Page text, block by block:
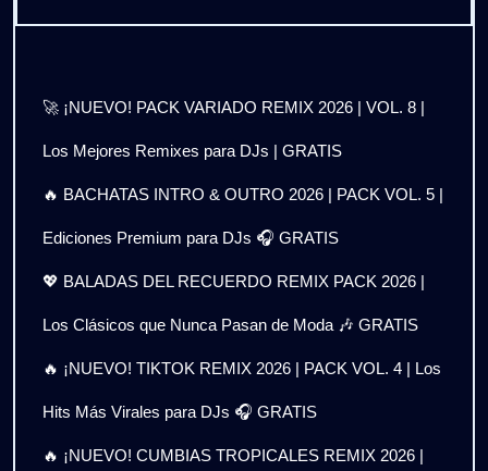
🚀 ¡NUEVO! PACK VARIADO REMIX 2026 | VOL. 8 |
Los Mejores Remixes para DJs | GRATIS
🔥 BACHATAS INTRO & OUTRO 2026 | PACK VOL. 5 |
Ediciones Premium para DJs 🎧 GRATIS
💖 BALADAS DEL RECUERDO REMIX PACK 2026 |
Los Clásicos que Nunca Pasan de Moda 🎶 GRATIS
🔥 ¡NUEVO! TIKTOK REMIX 2026 | PACK VOL. 4 | Los
Hits Más Virales para DJs 🎧 GRATIS
🔥 ¡NUEVO! CUMBIAS TROPICALES REMIX 2026 |